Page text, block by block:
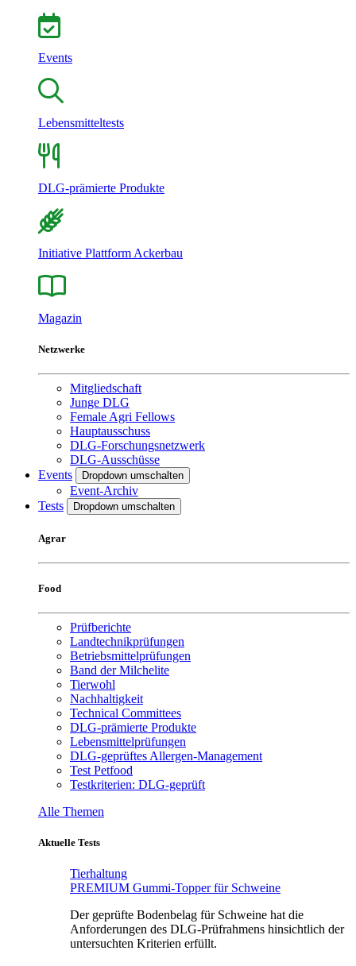
Events
Lebensmitteltests
DLG-prämierte Produkte
Initiative Plattform Ackerbau
Magazin
Netzwerke
Mitgliedschaft
Junge DLG
Female Agri Fellows
Hauptausschuss
DLG-Forschungsnetzwerk
DLG-Ausschüsse
Events
Dropdown umschalten
Event-Archiv
Tests
Dropdown umschalten
Agrar
Food
Prüfberichte
Landtechnikprüfungen
Betriebsmittelprüfungen
Band der Milchelite
Tierwohl
Nachhaltigkeit
Technical Committees
DLG-prämierte Produkte
Lebensmittelprüfungen
DLG-geprüftes Allergen-Management
Test Petfood
Testkriterien: DLG-geprüft
Alle Themen
Aktuelle Tests
Tierhaltung
PREMIUM Gummi-Topper für Schweine
Der geprüfte Bodenbelag für Schweine hat die
Anforderungen des DLG-Prüfrahmens hinsichtlich der
untersuchten Kriterien erfüllt.